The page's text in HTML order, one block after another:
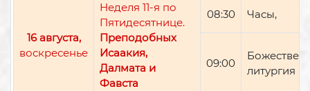
16 августа,
воскресенье
Неделя 11-я по
Пятидесятнице.
Преподобных
Исаакия,
Далмата и
Фавста
08:30 Часы,
09:00
литургия